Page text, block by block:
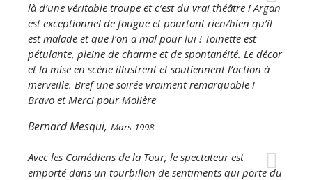
là d’une véritable troupe et c’est du vrai théâtre ! Argan
est exceptionnel de fougue et pourtant rien/bien qu’il
est malade et que l’on a mal pour lui ! Toinette est
pétulante, pleine de charme et de spontanéité. Le décor
et la mise en scène illustrent et soutiennent l’action à
merveille. Bref une soirée vraiment remarquable !
Bravo et Merci pour Molière
Bernard Mesqui, Mars 1998
Avec les Comédiens de la Tour, le spectateur est
emporté dans un tourbillon de sentiments qui porte du